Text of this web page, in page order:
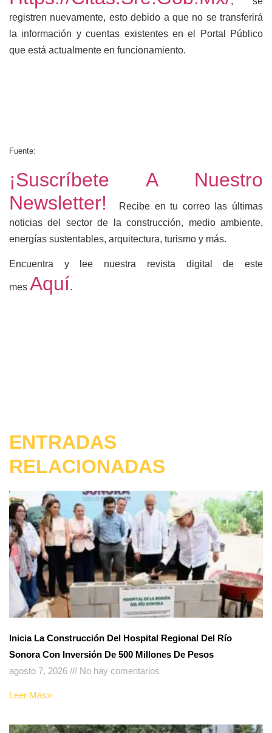
registren nuevamente, esto debido a que no se transferirá
la información y cuentas existentes en el Portal Público
que está actualmente en funcionamiento.
Fuente:
¡Suscríbete A Nuestro
Newsletter!
Recibe en tu correo las últimas
noticias del sector de la construcción, medio ambiente,
energías sustentables, arquitectura, turismo y más.
Encuentra y lee nuestra revista digital de este
mes Aquí.
ENTRADAS
RELACIONADAS
Inicia La Construcción Del Hospital Regional Del Río
Sonora Con Inversión De 500 Millones De Pesos
agosto 7, 2026
No hay comentarios
Leer Más»